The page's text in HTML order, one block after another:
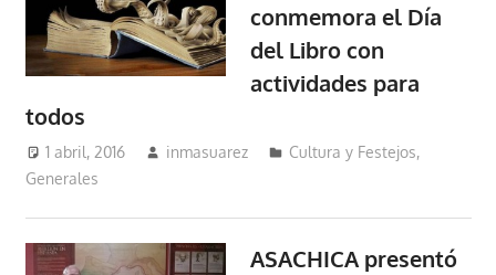
conmemora el Día
del Libro con
actividades para
todos
1 abril, 2016 inmasuarez Cultura y Festejos,
Generales
ASACHICA presentó